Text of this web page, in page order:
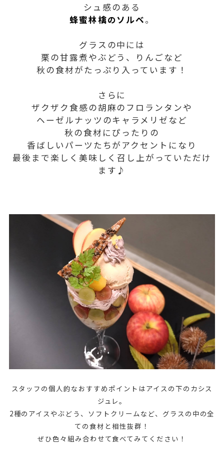
シュ感のある
蜂蜜林檎のソルベ。
グラスの中には
栗の甘露煮やぶどう、りんごなど
秋の食材がたっぷり入っています！
さらに
ザクザク食感の胡麻のフロランタンや
ヘーゼルナッツのキャラメリゼなど
秋の食材にぴったりの
香ばしいパーツたちがアクセントになり
最後まで楽しく美味しく召し上がっていただけ
ます♪
スタッフの個人的なおすすめポイントはアイスの下のカシス
ジュレ。
2種のアイスやぶどう、ソフトクリームなど、 グラスの中の全
ての食材と相性抜群！
ぜひ色々組み合わせて食べてみてください！